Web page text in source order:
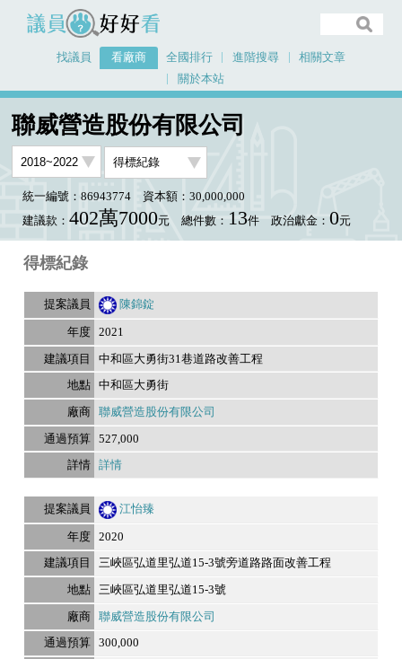
議員好好看
找議員 看廠商 全國排行 進階搜尋
相關文章
關於本站
聯威營造股份有限公司
統一編號：86943774
資本額：30,000,000
建議款： 402萬7000元 總件數： 13件 政治獻金： 0元
得標紀錄
陳錦錠
2021
中和區大勇街31巷道路改善工程
中和區大勇街
聯威營造股份有限公司
527,000
詳情
江怡臻
2020
三峽區弘道里弘道15-3號旁道路路面改善工程
三峽區弘道里弘道15-3號
聯威營造股份有限公司
300,000